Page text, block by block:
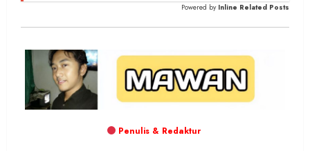
Powered by Inline Related Posts
Penulis & Redaktur